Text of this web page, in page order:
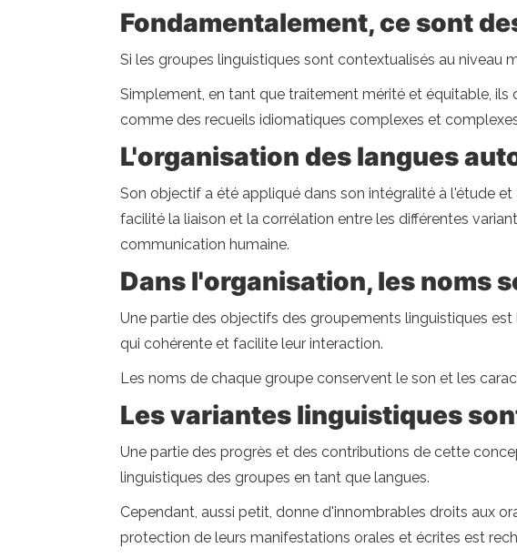
Fondamentalement, ce sont
Si les groupes linguistiques sont contextualisés au niveau
Simplement, en tant que traitement mérité et équitable,
comme des recueils idiomatiques complexes et
L'organisation des langues
Son objectif a été appliqué dans son intégralité à l'étude
facilité la liaison et la corrélation entre les différentes
communication humaine.
Dans l'organisation, les noms
Une partie des objectifs des groupements linguistiques
qui cohérente et facilite leur interaction.
Les noms de chaque groupe conservent le son et les
Les variantes linguistiques
Une partie des progrès et des contributions de cette
linguistiques des groupes en tant que langues.
Cependant, aussi petit, donne d'innombrables droits aux
protection de leurs manifestations orales et écrites est